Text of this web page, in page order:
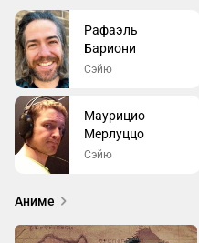
Рафаэль
Бариони
Сэйю
Маурицио
Мерлуццо
Сэйю
Аниме